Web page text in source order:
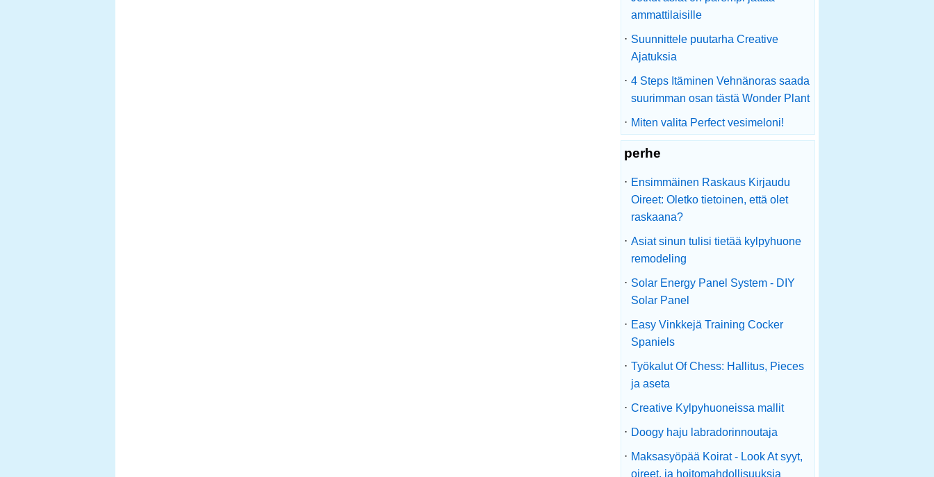
ammattilaisille
· Suunnittele puutarha Creative
Ajatuksia
· 4 Steps Itäminen Vehnänoras saada
suurimman osan tästä Wonder Plant
· Miten valita Perfect vesimeloni!
perhe
· Ensimmäinen Raskaus Kirjaudu
Oireet: Oletko tietoinen, että olet
raskaana?
· Asiat sinun tulisi tietää kylpyhuone
remodeling
· Solar Energy Panel System - DIY
Solar Panel
· Easy Vinkkejä Training Cocker
Spaniels
· Työkalut Of Chess: Hallitus, Pieces
ja aseta
· Creative Kylpyhuoneissa mallit
· Doogy haju labradorinnoutaja
· Maksasyöpää Koirat - Look At syyt,
oireet, ja hoitomahdollisuuksia